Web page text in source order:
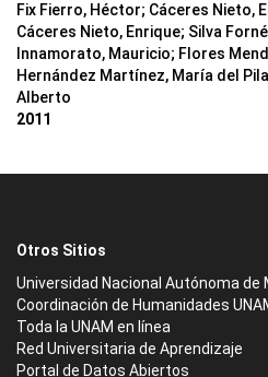
Fix Fierro, Héctor; Cáceres Nieto,
Cáceres Nieto, Enrique; Silva
Innamorato, Mauricio; Flores
Hernández Martínez, María del
Alberto
2011
Otros Sitios
Universidad Nacional Autónoma de
Coordinación de Humanidades
Toda la UNAM en línea
Red Universitaria de Aprendizaje
Portal de Datos Abiertos